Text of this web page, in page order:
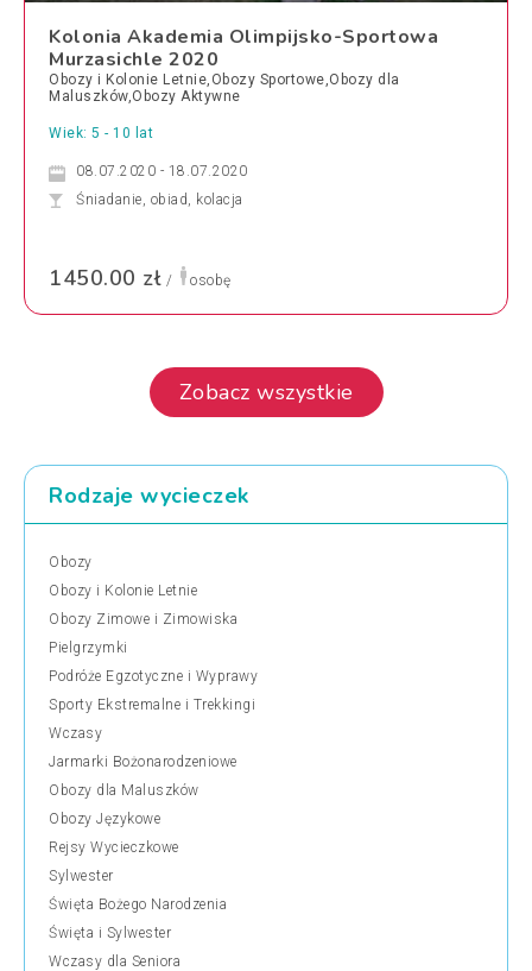
Kolonia Akademia Olimpijsko-Sportowa
Murzasichle 2020
Obozy i Kolonie Letnie,Obozy Sportowe,Obozy dla
Maluszków,Obozy Aktywne
Wiek: 5 - 10 lat
08.07.2020 - 18.07.2020
Śniadanie, obiad, kolacja
1450.00 zł / osobę
Zobacz wszystkie
Rodzaje wycieczek
Obozy
Obozy i Kolonie Letnie
Obozy Zimowe i Zimowiska
Pielgrzymki
Podróże Egzotyczne i Wyprawy
Sporty Ekstremalne i Trekkingi
Wczasy
Jarmarki Bożonarodzeniowe
Obozy dla Maluszków
Obozy Językowe
Rejsy Wycieczkowe
Sylwester
Święta Bożego Narodzenia
Święta i Sylwester
Wczasy dla Seniora